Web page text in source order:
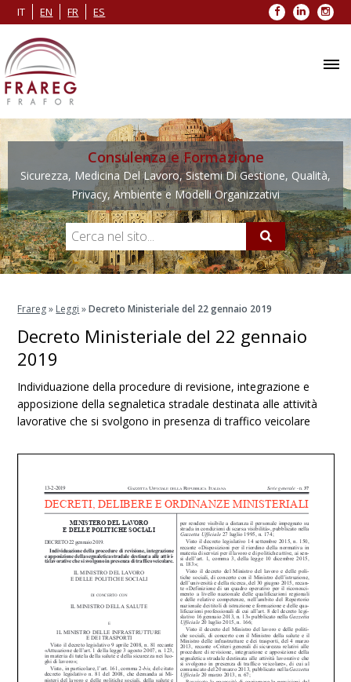
IT EN FR ES Facebook
LinkedIn
Consulenza e Formazione
Sicurezza, Medicina Del Lavoro, Sistemi Di Gestione, Qualità,
Privacy, Ambiente e Modelli Organizzativi
Frareg» Leggi »Decreto Ministeriale del 22 gennaio 2019
Decreto Ministeriale del 22 gennaio
2019
Individuazione della procedure di revisione, integrazione e
apposizione della segnaletica stradale destinata alle attività
lavorative che si svolgono in presenza di traffico veicolare